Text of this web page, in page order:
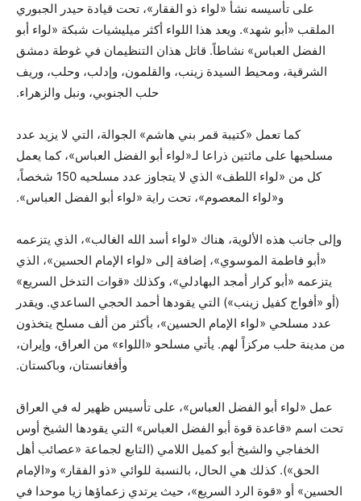
على تأسيسه نشأ «لواء ذو الفقار»، تحت قيادة حيدر الجبوري
الملقب «أبو شهد». ويعد هذا اللواء أكثر ميليشيات شبكة «لواء أبو
الفضل العباس» نشاطاً. قاتل هذان التنظيمان في غوطة دمشق
الشرقية، ومحيط السيدة زينب، والقلمون، وإدلب، وحلب، وريف
حلب الجنوبي، ونبل والزهراء.
كما تعمل «كتيبة قمر بني هاشم» الجوالة، التي لا يزيد عدد
مسلحيها على مائتين ذراعا لـ«لواء أبو الفضل العباس»، كما يعمل
كل من «لواء اللطف» الذي لا يتجاوز عدد مسلحيه 150 شخصاً،
و«لواء المعصوم»، تحت راية «لواء أبو الفضل العباس».
وإلى جانب هذه الألوية، هناك «لواء أسد الله الغالب»، الذي يتزعمه
«أبو فاطمة الموسوي»، إضافة إلى «لواء الإمام الحسين»، الذي
يتزعمه «أبو كرار أمجد البهادلي»، وكذلك «قوات التدخل السريع»
(أو «أفواج كفيل زينب») التي يقودها أحمد الحجي الساعدي. ويقدر
عدد مسلحي «لواء الإمام الحسين»، بأكثر من ألف مسلح يتخذون
من مدينة حلب مركزاً لهم. يأتي مسلحو «اللواء» من العراق، وإيران،
وأفغانستان، وباكستان.
عمل «لواء أبو الفضل العباس»، على تأسيس ظهير له في العراق
تحت اسم «قاعدة قوة أبو الفضل العباس» التي يقودها الشيخ أوس
الخفاجي والشيخ أبو كميل اللامي (التابع لجماعة «عصائب أهل
الحق»). كذلك هي الحال، بالنسبة للوائي «ذو الفقار» و«الإمام
الحسين» أو «قوة الرد السريع»، حيث يرتدي زعماؤها زيا موحدا في